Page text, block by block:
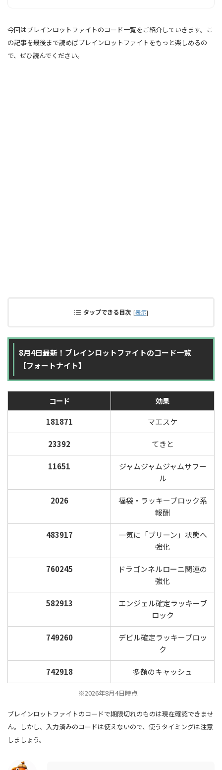
今回はブレインロットファイトのコード一覧をご紹介していきます。こ
の記事を最後まで読めばブレインロットファイトをもっと楽しめるの
で、ぜひ読んでください。
タップできる目次 [表示]
8月4日最新！ブレインロットファイトのコード一覧
【フォートナイト】
コード
効果
181871
マエスケ
23392 てきと
11651
ジャムジャムジャムサフー
ル
2026
福袋・ラッキーブロック系
報酬
483917
一気に「ブリーン」状態へ
強化
760245
ドラゴンネルローニ関連の
強化
582913
エンジェル確定ラッキーブ
ロック
749260
デビル確定ラッキーブロッ
ク
742918 多額のキャッシュ
※2026年8月4日時点
ブレインロットファイトのコードで期限切れのものは現在確認できませ
ん。しかし、入力済みのコードは使えないので、使うタイミングは注意
しましょう。